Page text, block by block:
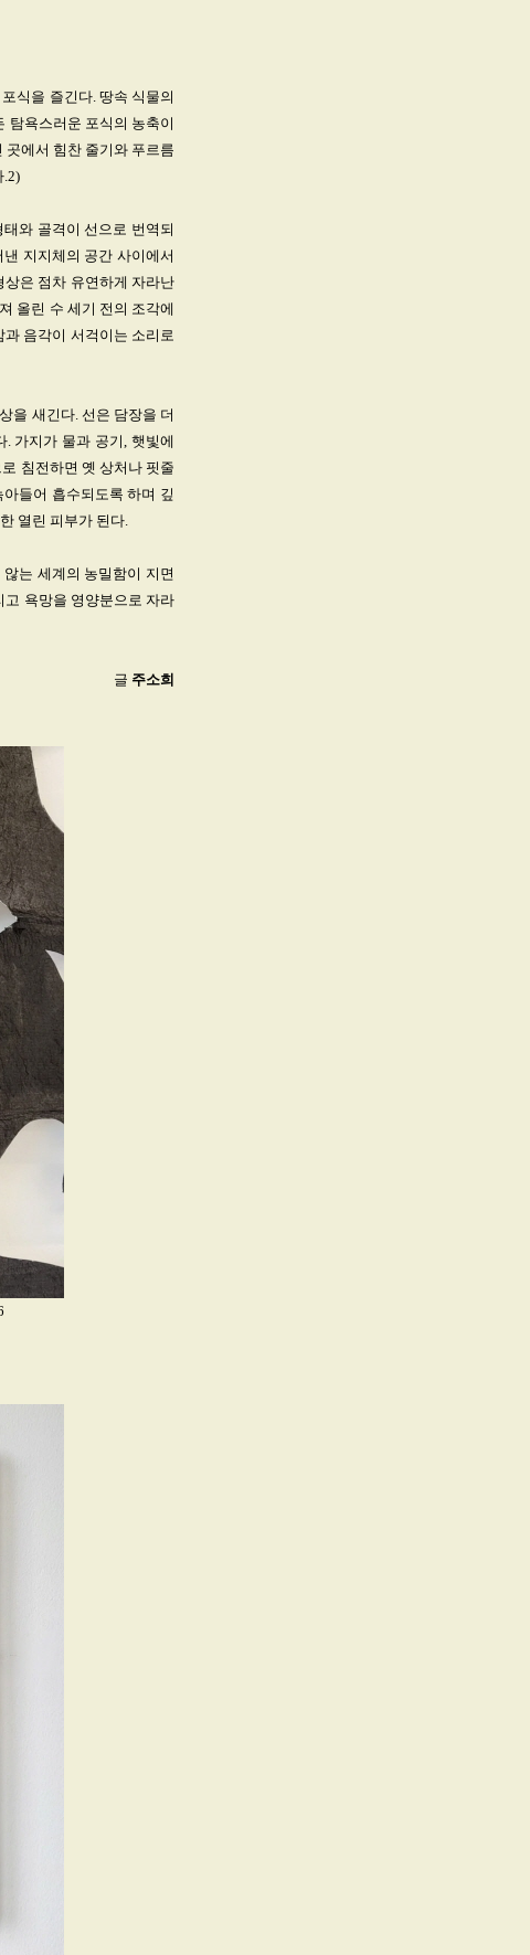
식을 즐긴다. 땅속 식물의
탐욕스러운 포식의 농축이
에서 힘찬 줄기와 푸르름
.2)
와 골격이 선으로 번역되
지지체의 공간 사이에서
은 점차 유연하게 자라난
올린 수 세기 전의 조각에
음각이 서걱이는 소리로
을 새긴다. 선은 담장을 더
가지가 물과 공기, 햇빛에
침전하면 옛 상처나 핏줄
들어 흡수되도록 하며 깊
열린 피부가 된다.
는 세계의 농밀함이 지면
고 욕망을 영양분으로 자라
글 주소희